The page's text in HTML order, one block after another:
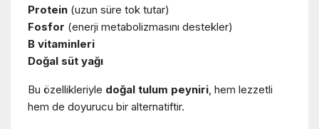
Protein (uzun süre tok tutar)
Fosfor (enerji metabolizmasını destekler)
B vitaminleri
Doğal süt yağı
Bu özellikleriyle doğal tulum peyniri , hem lezzetli
hem de doyurucu bir alternatiftir.